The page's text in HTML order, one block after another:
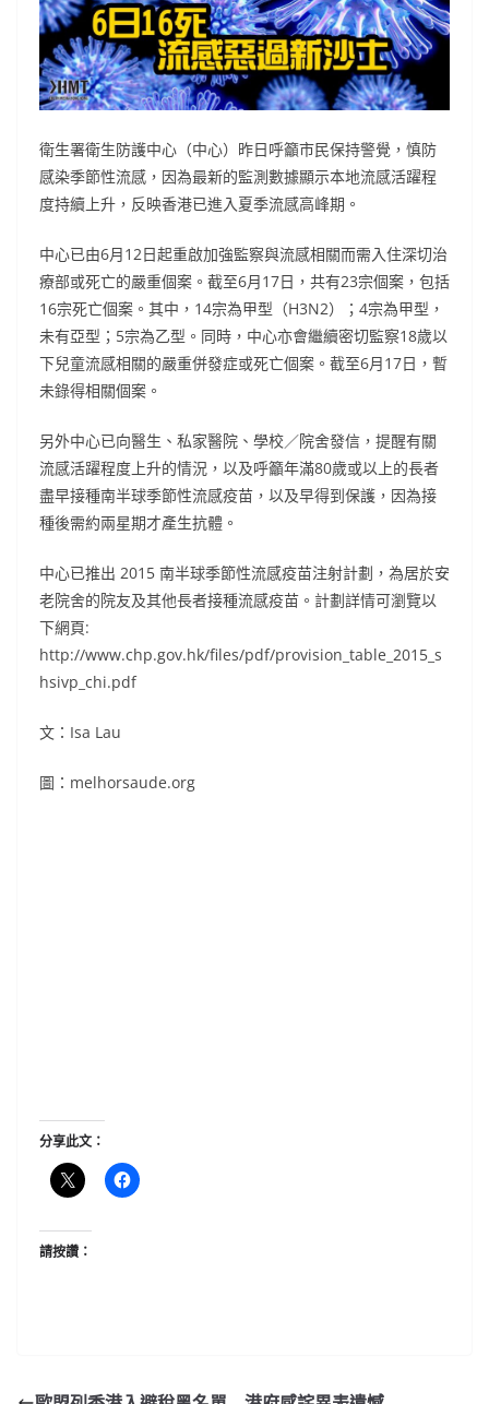
衛生署衛生防護中心（中心）昨日呼籲市民保持警覺，慎防
感染季節性流感，因為最新的監測數據顯示本地流感活躍程
度持續上升，反映香港已進入夏季流感高峰期。
中心已由6月12日起重啟加強監察與流感相關而需入住深切治
療部或死亡的嚴重個案。截至6月17日，共有23宗個案，包括
16宗死亡個案。其中，14宗為甲型（H3N2）；4宗為甲型，
未有亞型；5宗為乙型。同時，中心亦會繼續密切監察18歲以
下兒童流感相關的嚴重併發症或死亡個案。截至6月17日，暫
未錄得相關個案。
另外中心已向醫生、私家醫院、學校／院舍發信，提醒有關
流感活躍程度上升的情況，以及呼籲年滿80歲或以上的長者
盡早接種南半球季節性流感疫苗，以及早得到保護，因為接
種後需約兩星期才產生抗體。
中心已推出 2015 南半球季節性流感疫苗注射計劃，為居於安
老院舍的院友及其他長者接種流感疫苗。計劃詳情可瀏覽以
下網頁:
http://www.chp.gov.hk/files/pdf/provision_table_2015_s
hsivp_chi.pdf
文：Isa Lau
圖：melhorsaude.org
分享此文：
請按讚：